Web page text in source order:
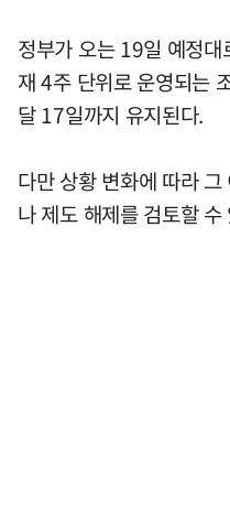
정부가 오는 19일 예정
재 4주 단위로 운영되는
달 17일까지 유지된다.
다만 상황 변화에 따라
나 제도 해제를 검토할 수